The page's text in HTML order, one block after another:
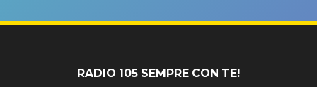
RADIO 105 SEMPRE CON TE!